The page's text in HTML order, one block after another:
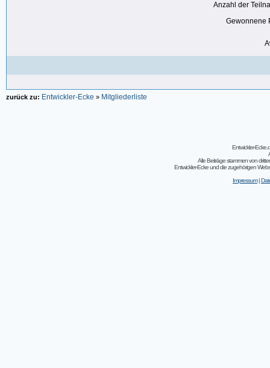
Anzahl der
Gewonnene
zurück zu: Entwickler-Ecke » Mitgliederliste
Entwickler-
Alle Beiträge stammen von
Entwickler-Ecke und die zugehörigen
Impressum|